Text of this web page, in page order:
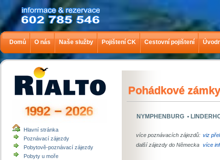
Domů O nás Naše služby Pojištení CK Cestovní pojištení
Hlavní stránka
Poznávací zájezdy
Pobytově-poznávací zájezdy
Pobyty u moře
Pohádkové
NYMPHENBURG •
více poznávacích zájezdů: viz
další zájezdy do Německa více